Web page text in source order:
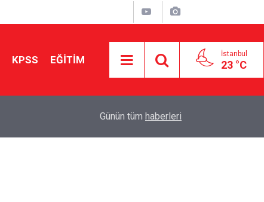
KPSS EĞİTİM İstanbul
23 °C
Yönlendiriyor?
Günün tüm haberleri